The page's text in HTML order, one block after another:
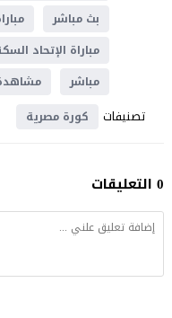
بث مباشر
مباراة الإتحاد
مباشر
تصنيفات كورة مصرية
0 التعليقات